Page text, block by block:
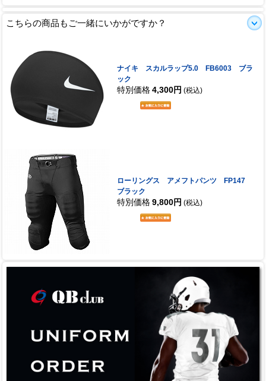
こちらの商品もご一緒にいかがですか？
ナイキ スカルラップ5.0 FB6003 ブラ
ック
特別価格 4,300円 (税込)
ローリングス アメフトパンツ FP147
ブラック
特別価格 9,800円 (税込)